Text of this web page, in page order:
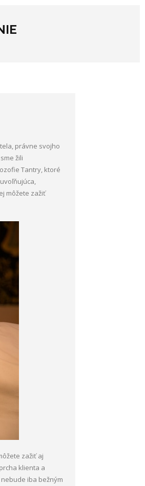
právne svojho
žili
Tantry, ktoré
môžete zažiť
zažiť aj
klienta a
iba bežným